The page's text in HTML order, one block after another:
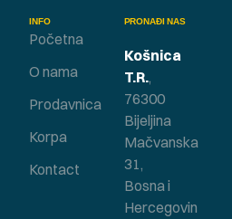
INFO
Početna
O nama
Prodavnica
Korpa
Kontact
PRONAĐI NAS
Košnica
T.R.,
76300
Bijeljina
Mačvanska
31,
Bosna i
Hercegovin